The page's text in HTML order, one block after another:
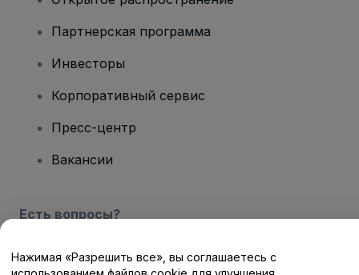
Партнерская программа
Инвесторы
Корпоративный сервис
Пресс-центр
Вакансии
Есть вопросы?
Центр помощи / Свяжитесь с нами
Нажимая «Разрешить все», вы соглашаетесь с